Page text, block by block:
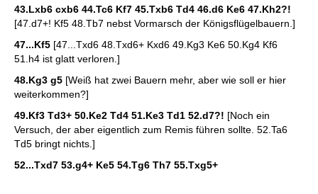
43.Lxb6 cxb6 44.Tc6 Kf7 45.Txb6 Td4 46.d6 Ke6 47.Kh2?!
[47.d7+! Kf5 48.Tb7 nebst Vormarsch der Königsflügelbauern.]
47...Kf5 [47...Txd6 48.Txd6+ Kxd6 49.Kg3 Ke6 50.Kg4 Kf6
51.h4 ist glatt verloren.]
48.Kg3 g5 [Weiß hat zwei Bauern mehr, aber wie soll er hier
weiterkommen?]
49.Kf3 Td3+ 50.Ke2 Td4 51.Ke3 Td1 52.d7?! [Noch ein
Versuch, der aber eigentlich zum Remis führen sollte. 52.Ta6
Td5 bringt nichts.]
52...Txd7 53.g4+ Ke5 54.Tg6 Th7 55.Txg5+